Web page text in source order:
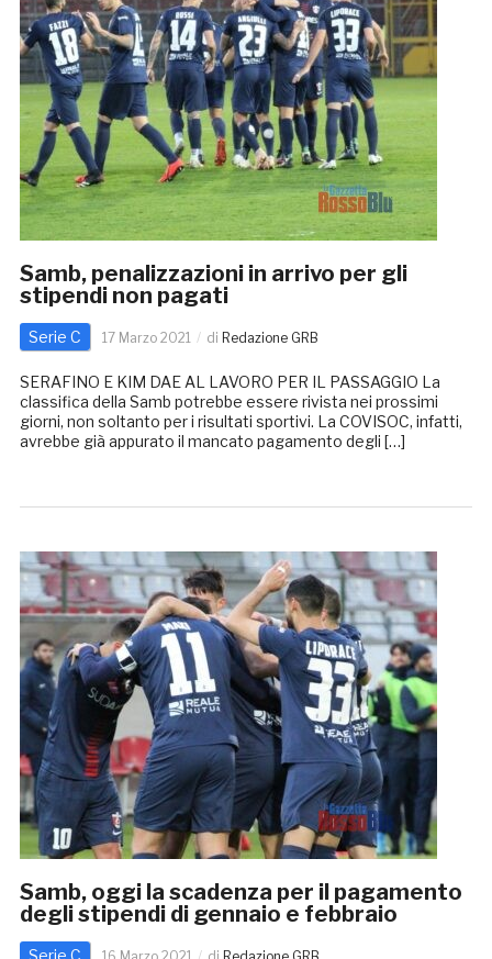
Samb, penalizzazioni in arrivo per gli
stipendi non pagati
Serie C 17 Marzo 2021 di Redazione GRB
SERAFINO E KIM DAE AL LAVORO PER IL PASSAGGIO La
classifica della Samb potrebbe essere rivista nei prossimi
giorni, non soltanto per i risultati sportivi. La COVISOC, infatti,
avrebbe già appurato il mancato pagamento degli […]
Samb, oggi la scadenza per il pagamento
degli stipendi di gennaio e febbraio